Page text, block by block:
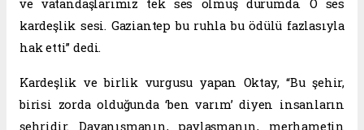
ve vatandaşlarımız tek ses olmuş durumda. O ses
kardeşlik sesi. Gaziantep bu ruhla bu ödülü fazlasıyla
hak etti” dedi.
Kardeşlik ve birlik vurgusu yapan Oktay, “Bu şehir,
birisi zorda olduğunda ‘ben varım’ diyen insanların
şehridir. Dayanışmanın, paylaşmanın, merhametin